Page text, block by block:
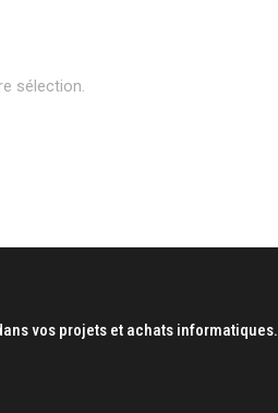
sélection.
vos projets et achats informatiques.